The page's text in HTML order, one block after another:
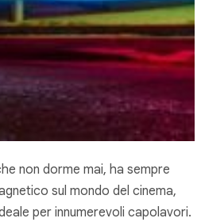
non dorme mai, ha sempre
sul mondo del cinema,
per innumerevoli capolavori.